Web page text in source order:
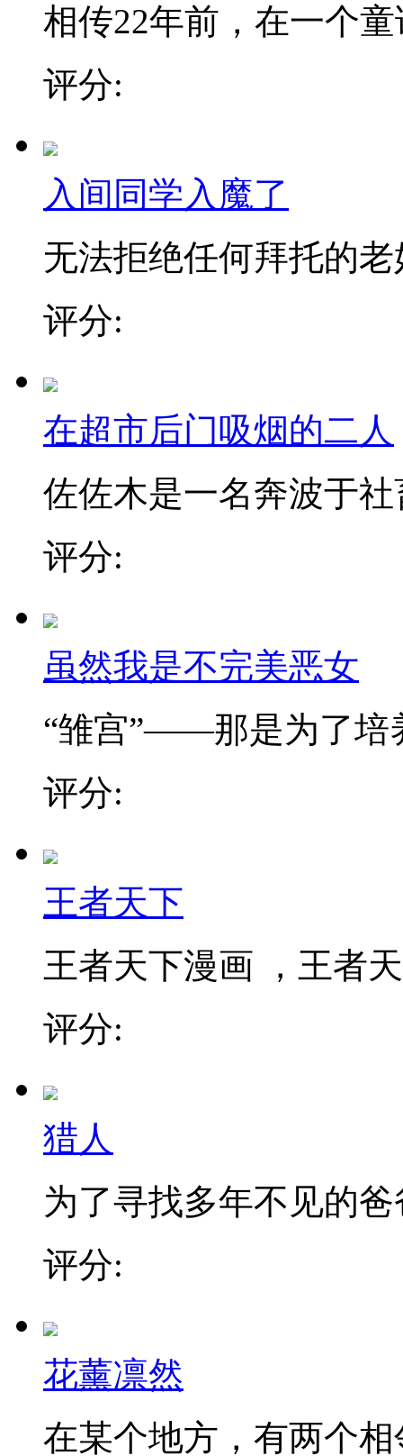
相传22年前，在一个
评分:
入间同学入魔了
无法拒绝任何拜托的老
评分:
在超市后门吸烟的二人
佐佐木是一名奔波于社
评分:
虽然我是不完美恶女
“雏宫”——那是为了培
评分:
王者天下
王者天下漫画 ，王者
评分:
猎人
为了寻找多年不见的爸
评分:
花薰凛然
在某个地方，有两个相